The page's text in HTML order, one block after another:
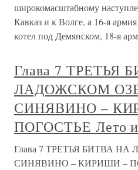
широкомасштабному
Кавказ и к Волге, а 16-я
котел под Демянском, 18-я
Глава 7 ТРЕТЬЯ
ЛАДОЖСКОМ
СИНЯВИНО –
ПОГОСТЬЕ Лето и
Глава 7 ТРЕТЬЯ БИТВА
СИНЯВИНО – КИРИШИ –